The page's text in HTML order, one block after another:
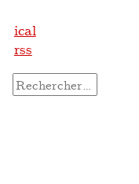
ical
rss
Rechercher :